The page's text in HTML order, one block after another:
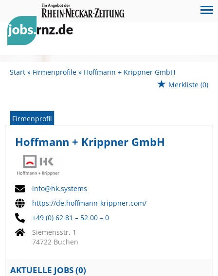
Start Firmenprofile
Hoffmann + Krippner GmbH
Merkliste (0)
Firmenprofil
Hoffmann + Krippner GmbH
info@hk.systems
https://de.hoffmann-krippner.com/
+49 (0) 62 81 – 52 00 – 0
Siemensstr. 1
74722 Buchen
AKTUELLE JOBS (0)